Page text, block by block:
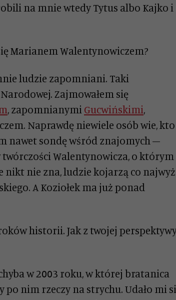
na mnie wtedy Tytus albo Kajko i
Marianem Walentynowiczem?
ludzie zapomniani. Taki
Zajmowałem się
, zapomnianymi Gucwińskimi,
Naprawdę niewiele osób wie, kto
nawet sondę wśród znajomych –
Walentynowicza, o którym
nikt nie zna, ludzie kojarzą co
A Koziołek ma już ponad
historii. Jak z twojej
w 2003 roku, w której bratanica
po nim rzeczy na strychu. Udało mi